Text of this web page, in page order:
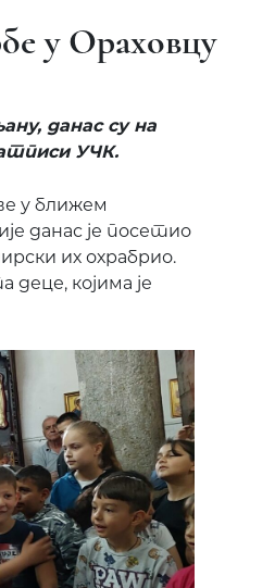
у Ораховцу
данас су на
УЧК.
у ближем
данас је посетио
их охрабрио.
којима је